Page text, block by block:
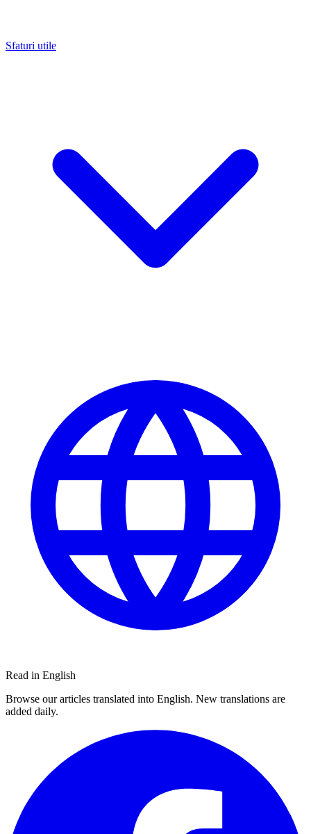
Sfaturi utile
Read in English
Browse our articles translated into English. New translations are
added daily.